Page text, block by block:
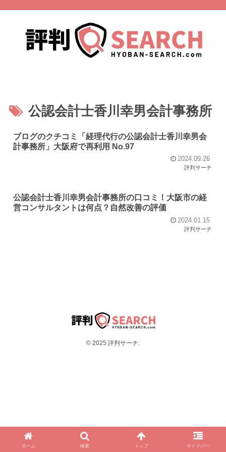
公認会計士香川幸男会計事務所
ブログのクチコミ「経理代行の公認会計士香川幸男会
計事務所」大阪府で再利用 No.97
2024.09.26
評判サーチ
公認会計士香川幸男会計事務所の口コミ！大阪市の経
営コンサルタントは何点？自然改善の評価
2024.01.15
評判サーチ
© 2025 評判サーチ.
ホーム 検索 トップ サイドバー